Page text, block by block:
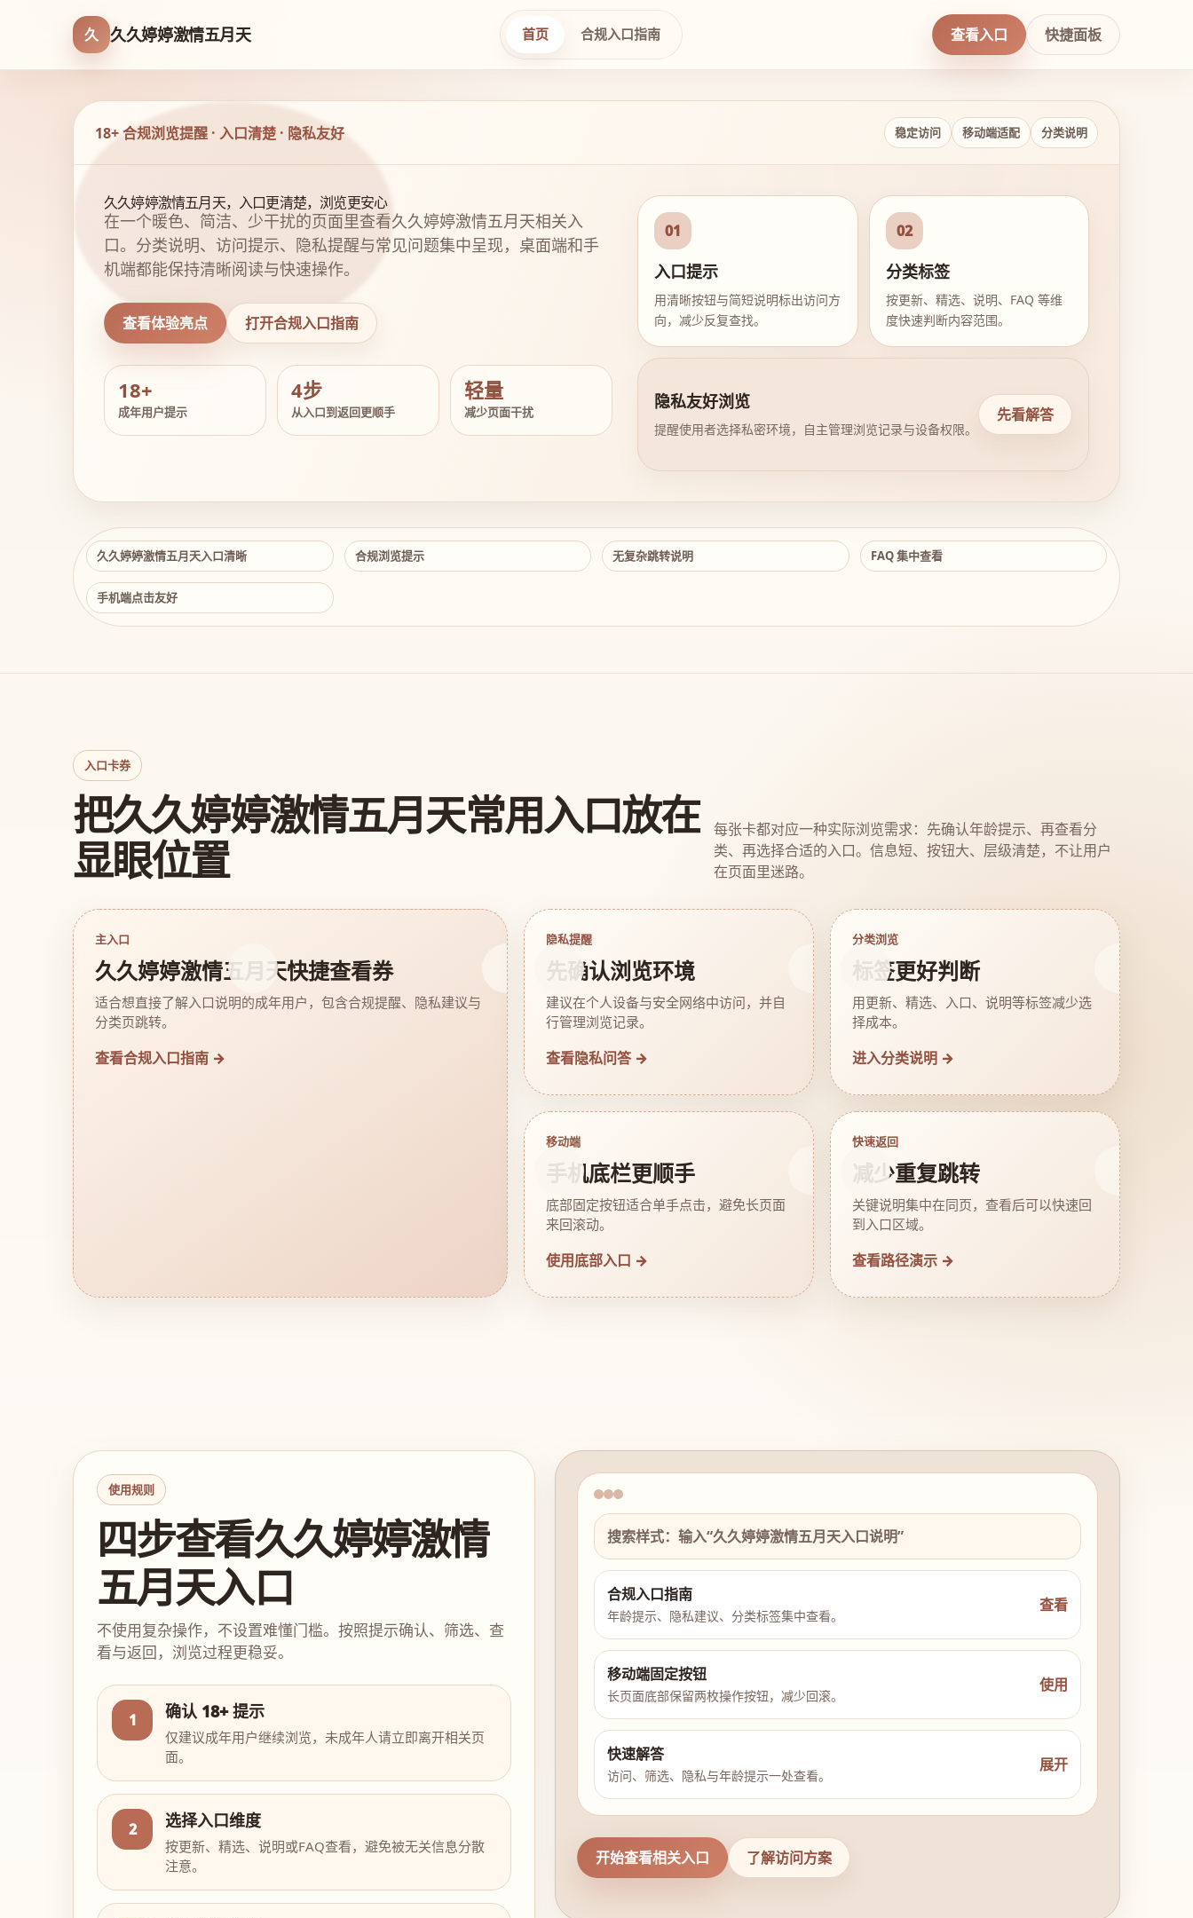
久 久久婷婷激情五月天 首页 合规入口指南 查看入口 快捷面板
18+ 合规浏览提醒 · 入口清楚 · 隐私友好 稳定访问 移动端适配 分类说明
久久婷婷激情五月天，入口更清楚，浏览更安心
在一个暖色、简洁、少干扰的页面里查看久久婷婷激情五月天相关入
口。分类说明、访问提示、隐私提醒与常见问题集中呈现，桌面端和手
机端都能保持清晰阅读与快速操作。
查看体验亮点 打开合规入口指南
18+
成年用户提示
4步
从入口到返回更顺手
轻量
减少页面干扰
01
入口提示
用清晰按钮与简短说明标出访问方
向，减少反复查找。
02
分类标签
按更新、精选、说明、FAQ 等维
度快速判断内容范围。
隐私友好浏览
提醒使用者选择私密环境，自主管理浏览记录与设备权限。
先看解答
久久婷婷激情五月天入口清晰 合规浏览提示 无复杂跳转说明 FAQ 集中查看
手机端点击友好
入口卡券
把久久婷婷激情五月天常用入口放在
显眼位置
每张卡都对应一种实际浏览需求：先确认年龄提示、再查看分
类、再选择合适的入口。信息短、按钮大、层级清楚，不让用户
在页面里迷路。
主入口
久久婷婷激情五月天快捷查看券
适合想直接了解入口说明的成年用户，包含合规提醒、隐私建议与
分类页跳转。
查看合规入口指南 →
隐私提醒
先确认浏览环境
建议在个人设备与安全网络中访问，并自
行管理浏览记录。
查看隐私问答 →
分类浏览
标签更好判断
用更新、精选、入口、说明等标签减少选
择成本。
进入分类说明 →
移动端
手机底栏更顺手
底部固定按钮适合单手点击，避免长页面
来回滚动。
使用底部入口 →
快速返回
减少重复跳转
关键说明集中在同页，查看后可以快速回
到入口区域。
查看路径演示 →
使用规则
四步查看久久婷婷激情
五月天入口
不使用复杂操作，不设置难懂门槛。按照提示确认、筛选、查
看与返回，浏览过程更稳妥。
1 确认 18+ 提示
仅建议成年用户继续浏览，未成年人请立即离开相关页
面。
2 选择入口维度
按更新、精选、说明或FAQ查看，避免被无关信息分散
注意。
搜索样式：输入“久久婷婷激情五月天入口说明”
合规入口指南
年龄提示、隐私建议、分类标签集中查看。
查看
移动端固定按钮
长页面底部保留两枚操作按钮，减少回滚。
使用
快速解答
访问、筛选、隐私与年龄提示一处查看。
展开
开始查看相关入口 了解访问方案